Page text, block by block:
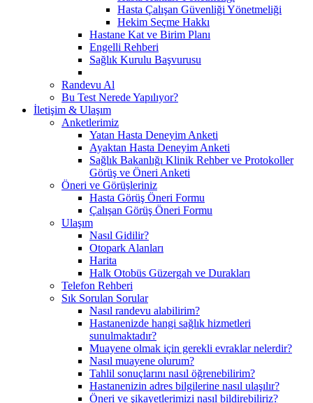
Hasta Çalışan Güvenliği Yönetmeliği
Hekim Seçme Hakkı
Hastane Kat ve Birim Planı
Engelli Rehberi
Sağlık Kurulu Başvurusu
Randevu Al
Bu Test Nerede Yapılıyor?
İletişim & Ulaşım
Anketlerimiz
Yatan Hasta Deneyim Anketi
Ayaktan Hasta Deneyim Anketi
Sağlık Bakanlığı Klinik Rehber ve Protokoller
Görüş ve Öneri Anketi
Öneri ve Görüşleriniz
Hasta Görüş Öneri Formu
Çalışan Görüş Öneri Formu
Ulaşım
Nasıl Gidilir?
Otopark Alanları
Harita
Halk Otobüs Güzergah ve Durakları
Telefon Rehberi
Sık Sorulan Sorular
Nasıl randevu alabilirim?
Hastanenizde hangi sağlık hizmetleri
sunulmaktadır?
Muayene olmak için gerekli evraklar nelerdir?
Nasıl muayene olurum?
Tahlil sonuçlarını nasıl öğrenebilirim?
Hastanenizin adres bilgilerine nasıl ulaşılır?
Öneri ve şikayetlerimizi nasıl bildirebiliriz?